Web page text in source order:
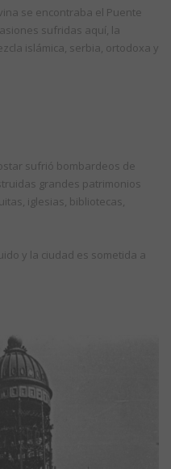
se encontraba el Puente
sufridas aquí, la
islámica, serbia, ortodoxa y
sufrió bombardeos de
grandes patrimonios
iglesias, bibliotecas,
y la ciudad es sometida a